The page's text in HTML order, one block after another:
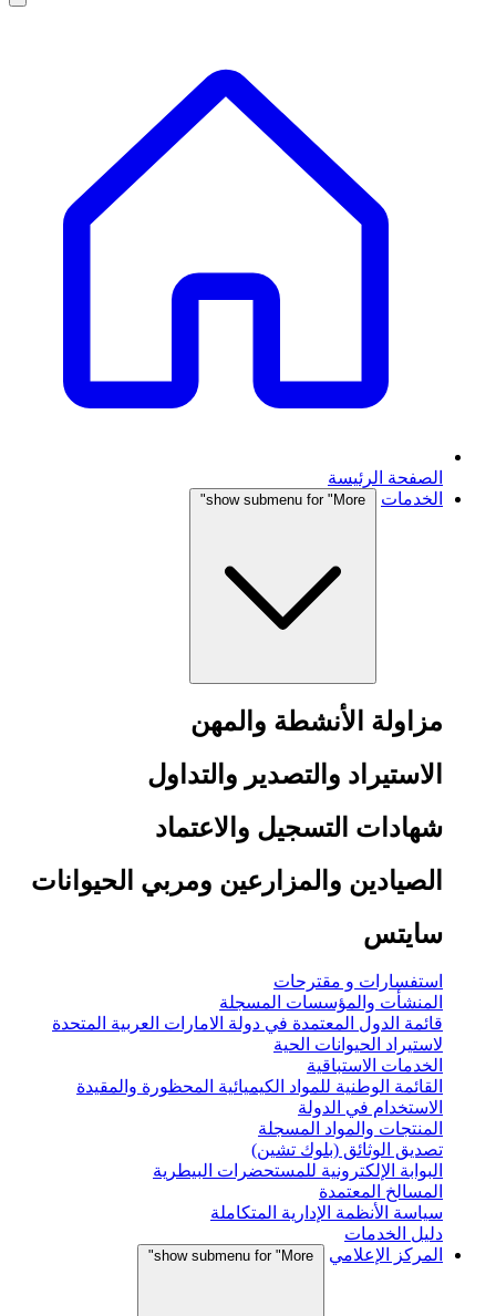
الصفحة الرئيسة
الخدمات
show submenu for "More"
مزاولة الأنشطة والمهن
الاستيراد والتصدير والتداول
شهادات التسجيل والاعتماد
الصيادين والمزارعين ومربي الحيوانات
سايتس
استفسارات و مقترحات
المنشأت والمؤسسات المسجلة
قائمة الدول المعتمدة في دولة الامارات العربية المتحدة
لاستيراد الحيوانات الحية
الخدمات الاستباقية
القائمة الوطنية للمواد الكيميائية المحظورة والمقيدة
الاستخدام في الدولة
المنتجات والمواد المسجلة
تصديق الوثائق (بلوك تشين)
البوابة الإلكترونية للمستحضرات البيطرية
المسالخ المعتمدة
سياسة الأنظمة الإدارية المتكاملة
دليل الخدمات
المركز الإعلامي
show submenu for "More"